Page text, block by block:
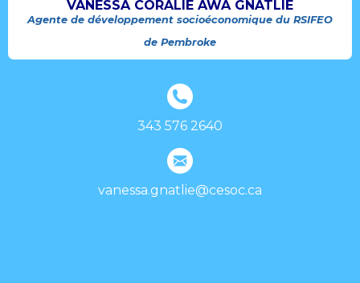
VANESSA CORALIE AWA GNATLIE
Agente de développement socioéconomique du RSIFEO
de Pembroke
343 576 2640
vanessa.gnatlie@cesoc.ca